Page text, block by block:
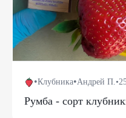
•Клубника•Андрей П.•
Румба - сорт